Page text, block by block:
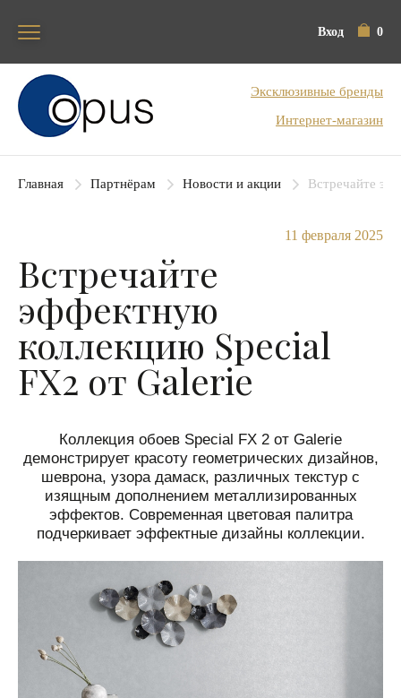
Вход 0
Блок поиска
Эксклюзивные бренды
Интернет-магазин
Главная Партнёрам Новости и акции Встречайте
11 февраля 2025
Встречайте
эффектную
коллекцию Special
FX2 от Galerie
Коллекция обоев Special FX 2 от Galerie
демонстрирует красоту геометрических дизайнов,
шеврона, узора дамаск, различных текстур с
изящным дополнением металлизированных
эффектов. Современная цветовая палитра
подчеркивает эффектные дизайны коллекции.